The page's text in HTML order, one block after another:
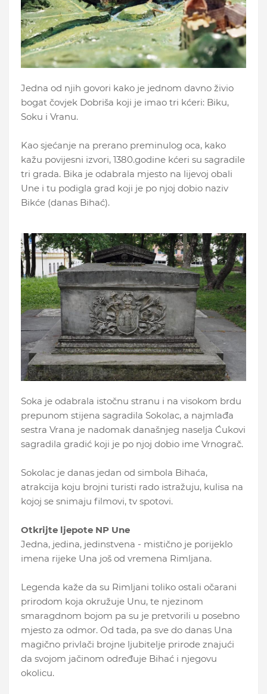
Jedna od njih govori kako je jednom davno živio
bogat čovjek Dobriša koji je imao tri kćeri: Biku,
Soku i Vranu.
Kao sjećanje na prerano preminulog oca, kako
kažu povijesni izvori, 1380.godine kćeri su sagradile
tri grada. Bika je odabrala mjesto na lijevoj obali
Une i tu podigla grad koji je po njoj dobio naziv
Bikće (danas Bihać).
Soka je odabrala istočnu stranu i na visokom brdu
prepunom stijena sagradila Sokolac, a najmlađa
sestra Vrana je nadomak današnjeg naselja Ćukovi
sagradila gradić koji je po njoj dobio ime Vrnograč.
Sokolac je danas jedan od simbola Bihaća,
atrakcija koju brojni turisti rado istražuju, kulisa na
kojoj se snimaju filmovi, tv spotovi.
Otkrijte ljepote NP Une
Jedna, jedina, jedinstvena - mistično je porijeklo
imena rijeke Una još od vremena Rimljana.
Legenda kaže da su Rimljani toliko ostali očarani
prirodom koja okružuje Unu, te njezinom
smaragdnom bojom pa su je pretvorili u posebno
mjesto za odmor. Od tada, pa sve do danas Una
magično privlači brojne ljubitelje prirode znajući
da svojom jačinom određuje Bihać i njegovu
okolicu.